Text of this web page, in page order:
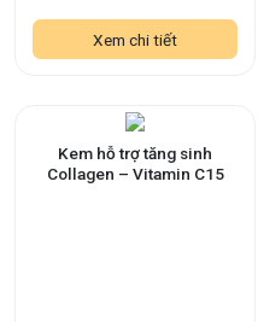
Xem chi tiết
Kem hỗ trợ tăng sinh
Collagen – Vitamin C15